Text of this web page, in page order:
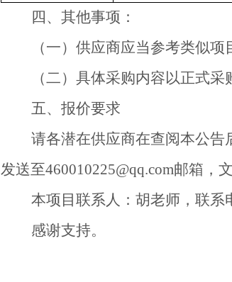
四、其他事项：
（一）供应商应当参考类似项
（二）具体采购内容以正式采
五、报价要求
请各潜在供应商在查阅本公告
发送至460010225@qq.com邮箱，
本项目联系人： 胡老师，联系
感谢支持。